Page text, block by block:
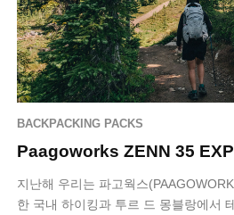
BACKPACKING PACKS
Paagoworks ZENN 35
지난해 우리는 파고웍스
한 국내 하이킹과 투르 드 몽블랑에서